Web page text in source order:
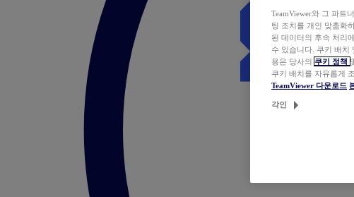
TeamViewer와 그 파트
팅 조치를 개인 맞춤화
된 데이터의 후속 처리
수 있습니다. 쿠키 배치
용은 당사의 쿠키 정책
쿠키 배치를 자유롭게
TeamViewer 다운로드
각인